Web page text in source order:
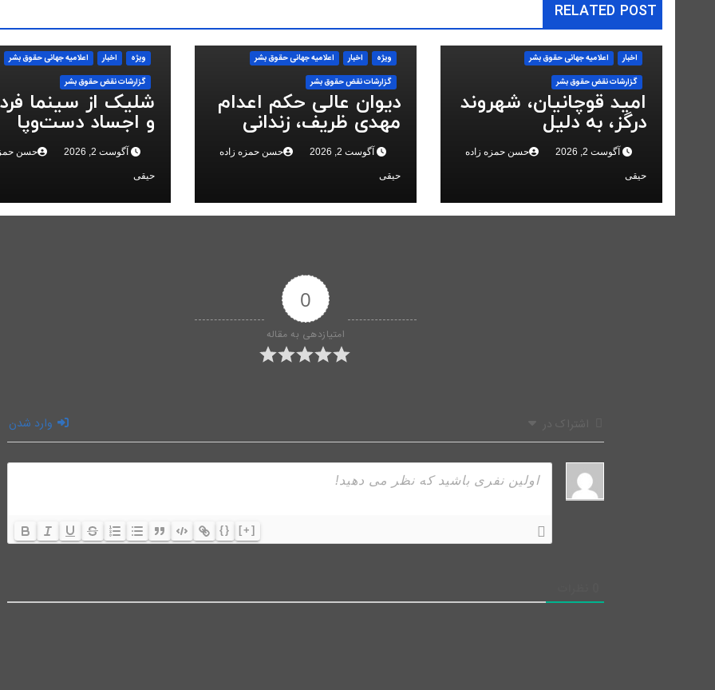
RELATED POST
اخبار
اعلاميه جهانی حقوق بشر
گزارشات نقض حقوق بشر
امید قوچانیان، شهروند
درگز، به دلیل
«مخالفت» با حکومت
به ۵ سال زندان محکوم
شد
آگوست 2, 2026 حسن حمزه زاده
حیقی
ویژه اخبار
اعلاميه جهانی حقوق بشر
گزارشات نقض حقوق بشر
دیوان عالی حکم اعدام
مهدی ظریف، زندانی
انقلاب ملی، را تایید
کردآگوست 2, 2026 حسن حمزه زاده
حیقی
ویژه اخبار
اعلاميه جهانی حقوق بشر
گزارشات نقض حقوق بشر
شلیک از سینما
و اجساد دست‌وپا
بسته؛ سرکوب
ملی در البرز
آگوست 2, 2026 حسن
حیقی
0
امتیازدهی به مقاله
اشتراک در وارد شدن
{} [+]